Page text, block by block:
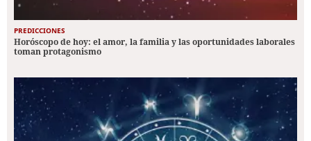
PREDICCIONES
Horóscopo de hoy: el amor, la familia y las oportunidades laborales
toman protagonismo